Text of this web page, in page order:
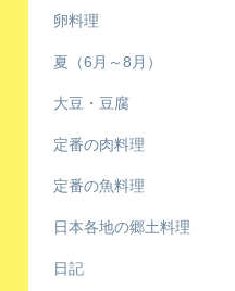
卵料理
夏（6月～8月）
大豆・豆腐
定番の肉料理
定番の魚料理
日本各地の郷土料理
日記